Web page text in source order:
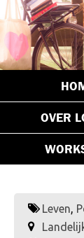
OVER
Leven,